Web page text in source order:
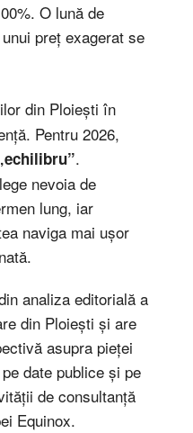
O lună de
preț exagerat se
din Ploiești în
Pentru 2026,
.
nevoia de
lung, iar
naviga mai ușor
analiza editorială a
din Ploiești și are
asupra pieței
date publice și pe
de consultanță
Equinox.